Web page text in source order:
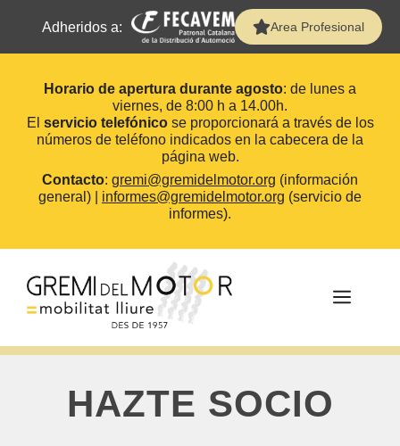
Adheridos a: Area Profesional
Horario de apertura durante agosto: de lunes a
viernes, de 8:00 h a 14.00h.
El servicio telefónicose proporcionará a través de los
números de teléfono indicados en la cabecera de la
página web.
Contacto: gremi@gremidelmotor.org (información
general) | informes@gremidelmotor.org (servicio de
informes).
contenido
HAZTE SOCIO